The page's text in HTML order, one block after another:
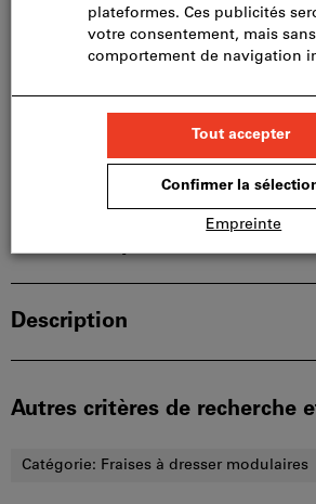
limités:
Nous commandons cet article
directement chez le fabricant,
stock chez nous.Infos
Description
Autres critères de recherche
Catégorie: Fraises à dresser modulaires